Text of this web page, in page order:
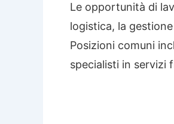
Le opportunità di
logistica, la
Posizioni comuni
specialisti in servizi